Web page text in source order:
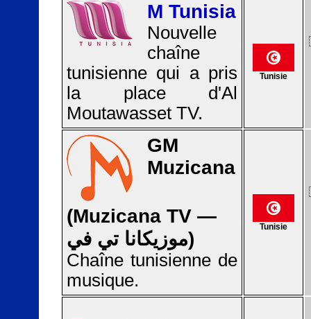
M Tunisia
Nouvelle
chaîne
tunisienne qui a pris
la place d'Al
Moutawasset TV.
Tunisie
GM
Muzicana
(Muzicana TV —
موزيكانا تي في)
Chaîne tunisienne de
musique.
Tunisie